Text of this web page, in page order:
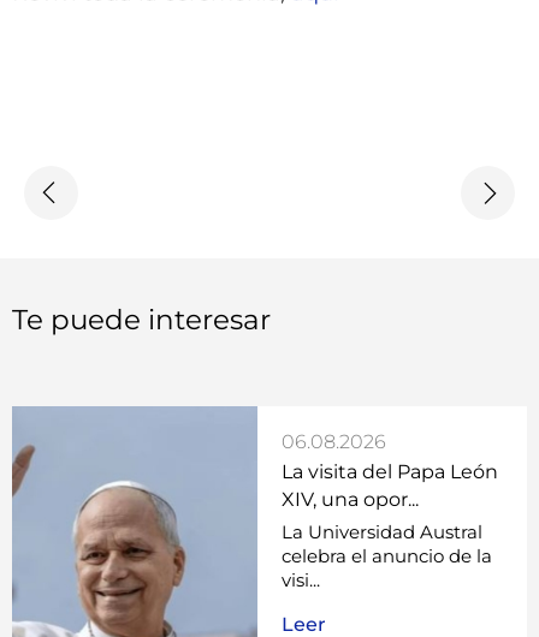
Te puede interesar
06.08.2026
La visita del Papa León
XIV, una opor...
La Universidad Austral
celebra el anuncio de la
visi...
Leer